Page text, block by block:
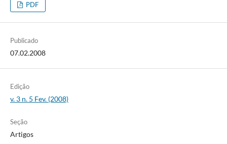
PDF
Publicado
07.02.2008
Edição
v. 3 n. 5 Fev. (2008)
Seção
Artigos